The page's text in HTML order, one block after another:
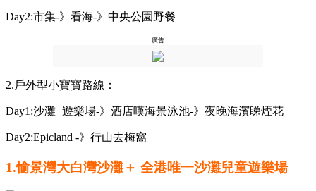
Day2:市集-》看海-》中央公園野餐
廣告
2.戶外型小寶寶路線：
Day1:沙灘+遊樂場-》酒店嘆海景泳池-》夜晚海濱睇煙花
Day2:Epicland -》行山去梅窩
1.愉景灣大白灣沙灘＋ 全港唯一沙灘兒童遊樂場